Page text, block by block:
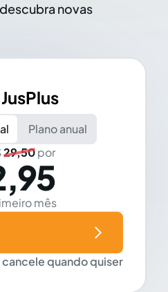
novas
JusPlus
Plano anual
29,50por
mês
quando quiser